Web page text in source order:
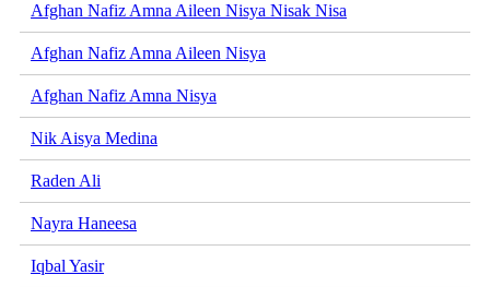
Afghan Nafiz Amna Aileen Nisya Nisak Nisa
Afghan Nafiz Amna Aileen Nisya
Afghan Nafiz Amna Nisya
Nik Aisya Medina
Raden Ali
Nayra Haneesa
Iqbal Yasir